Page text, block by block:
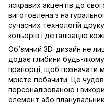
яскравих акцентів до
виготовлена з
сучасних технологій
кольорів і деталізацію
Об’ємний 3D-дизайн не
додає глибини будь-
прапорці, щоб позначати
мрієте побачити. Це
персоналізованою і
елемент або